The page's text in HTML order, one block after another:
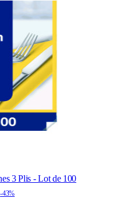
3 Plis - Lot de 100
-43%